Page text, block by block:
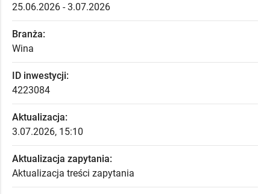
25.06.2026 - 3.07.2026
Branża:
Wina
ID inwestycji:
4223084
Aktualizacja:
3.07.2026, 15:10
Aktualizacja zapytania:
Aktualizacja treści zapytania